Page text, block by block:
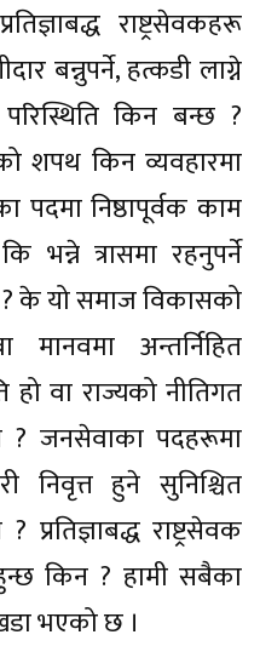
राष्ट्रसेवकहरू
बन्नुपर्ने, हत्कडी लाग्ने
किन बन्छ ?
शपथ किन व्यवहारमा
पदमा निष्ठापूर्वक काम
भन्ने त्रासमा रहनुपर्ने
के यो समाज विकासको
अन्तर्निहित
हो वा राज्यको नीतिगत
? जनसेवाका पदहरूमा
निवृत्त हुने सुनिश्चित
राष्ट्रसेवक
किन ? हामी सबैका
भएको छ ।